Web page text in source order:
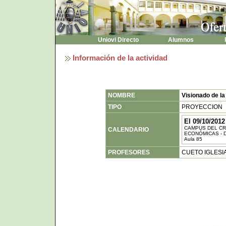
Uniovi Directo Alumnos
Información de la actividad
NOMBRE
Visionado de
TIPO
PROYECCION
CALENDARIO
El 09/10/2012
CAMPUS DEL
ECONÓMICAS -
Aula 85
PROFESORES CUETO